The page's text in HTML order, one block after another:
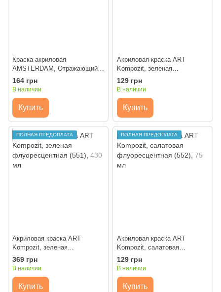
Краска акриловая
AMSTERDAM, Отражающий
зеленый, 20 мл, Royal Talens
164 грн
В наличии
Купить
Акриловая краска ART
Kompozit, зеленая
флуоресцентная (551), 75 мл
129 грн
В наличии
Купить
ПОЛНАЯ ПРЕДОПЛАТА
Акриловая краска ART
Kompozit, зеленая
флуоресцентная (551), 430 мл
369 грн
В наличии
Купить
ПОЛНАЯ ПРЕДОПЛАТА
Акриловая краска ART
Kompozit, салатовая
флуоресцентная (552), 75 мл
129 грн
В наличии
Купить